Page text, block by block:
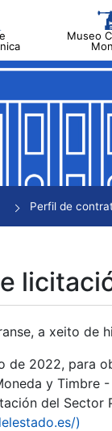
Museo
Perfil de
a xeito de
de 2022, para
y Timbre
del Sector
)